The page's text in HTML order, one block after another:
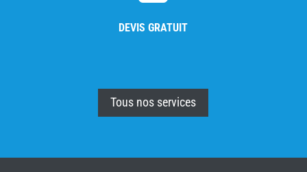
DEVIS GRATUIT
Tous nos services